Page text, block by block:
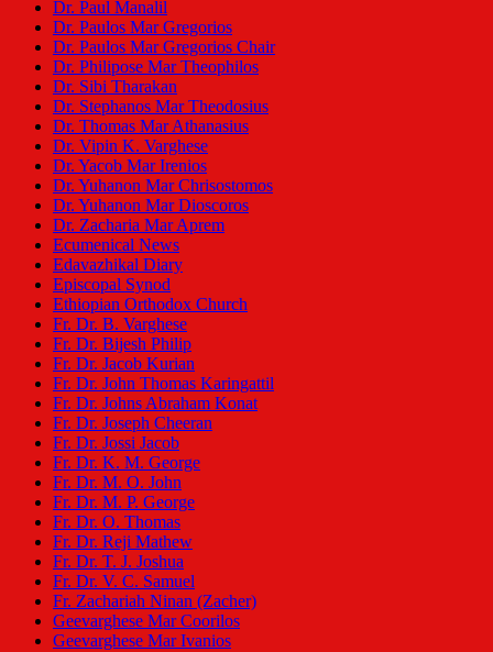
Dr. Paul Manalil
Dr. Paulos Mar Gregorios
Dr. Paulos Mar Gregorios Chair
Dr. Philipose Mar Theophilos
Dr. Sibi Tharakan
Dr. Stephanos Mar Theodosius
Dr. Thomas Mar Athanasius
Dr. Vipin K. Varghese
Dr. Yacob Mar Irenios
Dr. Yuhanon Mar Chrisostomos
Dr. Yuhanon Mar Dioscoros
Dr. Zacharia Mar Aprem
Ecumenical News
Edavazhikal Diary
Episcopal Synod
Ethiopian Orthodox Church
Fr. Dr. B. Varghese
Fr. Dr. Bijesh Philip
Fr. Dr. Jacob Kurian
Fr. Dr. John Thomas Karingattil
Fr. Dr. Johns Abraham Konat
Fr. Dr. Joseph Cheeran
Fr. Dr. Jossi Jacob
Fr. Dr. K. M. George
Fr. Dr. M. O. John
Fr. Dr. M. P. George
Fr. Dr. O. Thomas
Fr. Dr. Reji Mathew
Fr. Dr. T. J. Joshua
Fr. Dr. V. C. Samuel
Fr. Zachariah Ninan (Zacher)
Geevarghese Mar Coorilos
Geevarghese Mar Ivanios